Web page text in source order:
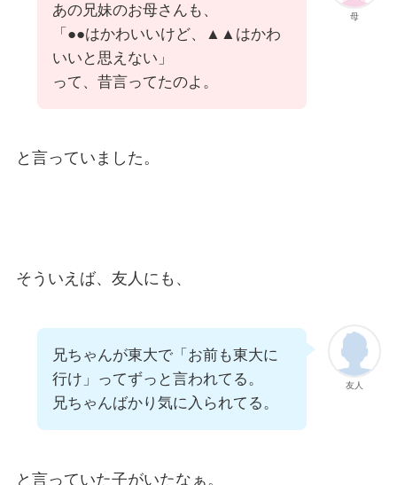
母
あの兄妹のお母さんも、
「●●はかわいいけど、▲▲はかわ
いいと思えない」
って、昔言ってたのよ。
と言っていました。
そういえば、友人にも、
友人
兄ちゃんが東大で「お前も東大に
行け」ってずっと言われてる。
兄ちゃんばかり気に入られてる。
と言っていた子がいたなぁ。